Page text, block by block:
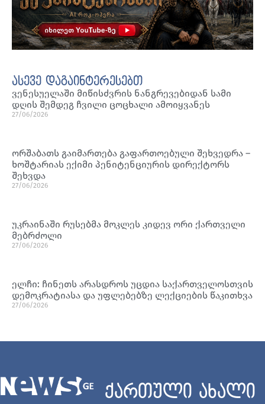
ასევე დაგაინტერესებთ
ვენესუელაში მიწისძვრის ნანგრევებიდან სამი
დღის შემდეგ ჩვილი ცოცხალი ამოიყვანეს
27/06/2026
ორშაბათს გაიმართება გაფართოებული შეხვედრა –
ხოშტარიას ექიმი პენიტენციურის დირექტორს
შეხვდა
27/06/2026
უკრაინაში რუსებმა მოკლეს კიდევ ორი ქართველი
მებრძოლი
27/06/2026
ელჩი: ჩინეთს არასდროს უცდია საქართველოსთვის
დემოკრატიასა და უფლებებზე ლექციების წაკითხვა
27/06/2026
ქართული ახალი